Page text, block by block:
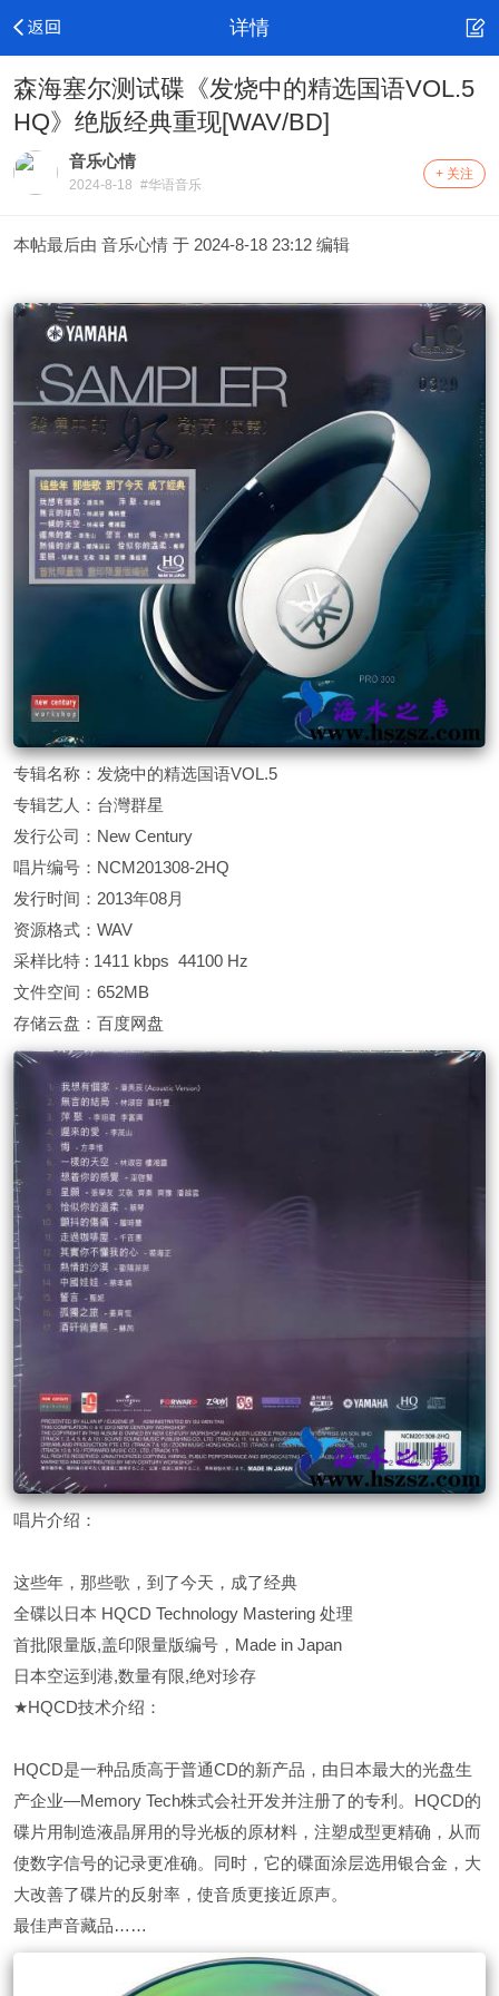
详情
森海塞尔测试碟《发烧中的精选国语VOL.5
HQ》绝版经典重现[WAV/BD]
音乐心情
2024-8-18 #华语音乐
+ 关注
本帖最后由 音乐心情 于 2024-8-18 23:12 编辑
专辑名称：发烧中的精选国语VOL.5
专辑艺人：台灣群星
发行公司：New Century
唱片编号：NCM201308-2HQ
发行时间：2013年08月
资源格式：WAV
采样比特 : 1411 kbps 44100 Hz
文件空间：652MB
存储云盘：百度网盘
唱片介绍：
这些年，那些歌，到了今天，成了经典
全碟以日本 HQCD Technology Mastering 处理
首批限量版,盖印限量版编号，Made in Japan
日本空运到港,数量有限,绝对珍存
★HQCD技术介绍：
HQCD是一种品质高于普通CD的新产品，由日本最大的光盘生
产企业—Memory Tech株式会社开发并注册了的专利。HQCD的
碟片用制造液晶屏用的导光板的原材料，注塑成型更精确，从而
使数字信号的记录更准确。同时，它的碟面涂层选用银合金，大
大改善了碟片的反射率，使音质更接近原声。
最佳声音藏品……